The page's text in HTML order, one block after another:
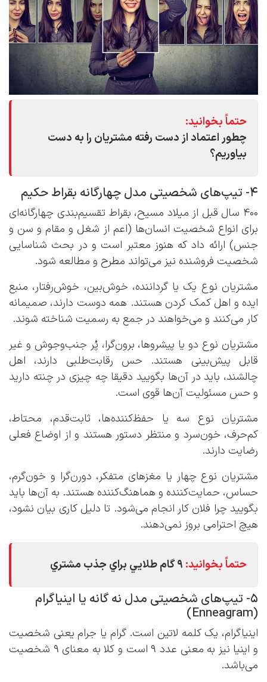
حتماً بخوانید:
چطور اعتماد از دست رفته مشتریان را به دست
بیاوریم؟
4- تیپ‌های شخصیتی مدل چهارگانه بقراط حکیم
400 سال قبل از میلاد مسیح، بقراط تقسیم‌بندی چهارگانه‌ای
برای انواع شخصیت انسان‌ها (اعم از شغل و مقام و سن و
جنس) ارائه داد که هنوز معتبر است و در بحث شناسایی
شخصیت فروشنده نیز می‌تواند مطرح و مطالعه شود.
مشتریان نوع یک یا گرداننده، خوش‌بین، خوش‌رفتار، منبع
ایده و اهل کمک کردن هستند. همه دوست دارند، صمیمانه
کار می‌کنند و می‌خواهند در جمع به رسمیت شناخته شوند.
مشتریان نوع دو یا پیشروها، برون‌گرا، پُر جنب‌وجوش و غیر
قابل پیش‌بینی هستند. حس رقابت‌طلبی دارند، اهل
چالشند، باید در آن‌ها بگویید دقیقا چه چیزی در چنته دارید
و حس مسئولیت آن‌ها قوی است.
مشتریان نوع سه یا حفظ‌کننده‌ها، ثابت‌قدم، محتاط،
کم‌حرف، خون‌سرد و منتظر دستور هستند و از اوضاع فعلی
رضایت دارند.
مشتریان نوع چهار یا مغزهای متفکر، دورن‌گرا و خون‌گرم،
حساس، حمایت‌کننده و هماهنگ‌کننده هستند. به آن‌ها باید
بگویید چرا فلان کار انجام می‌شود. تا دلیل کاری بیان نشود،
هیچ احترامی بروز نمی‌دهند.
حتماً بخوانید: 9 گام طلايي براي جذب مشتري
5- تیپ‌های شخصیتی مدل نه گانه یا اینیاگرام
(Enneagram)
اینیاگرام، یک کلمه لاتین است. گرام یا جرام یعنی شخصیت
و اینیا نیز به معنی عدد 9 است و کلا به معنای 9 شخصیت
می‌باشد.